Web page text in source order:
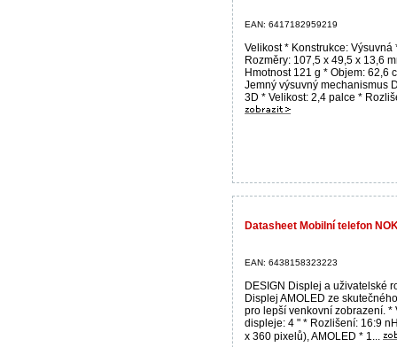
EAN: 6417182959219
Velikost * Konstrukce: Výsuvná
Rozměry: 107,5 x 49,5 x 13,6
Hmotnost 121 g * Objem: 62,6
Jemný výsuvný mechanismus
3D * Velikost: 2,4 palce *
Datasheet Mobilní telefon
EAN: 6438158323223
DESIGN Displej a uživatelské
Displej AMOLED ze
pro lepší venkovní zobrazení. *
displeje: 4 " * Rozlišení: 16:9
x 360 pixelů), AMOLED * 1...